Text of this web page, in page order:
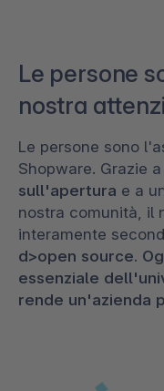
Le persone
nostra
Le persone sono
Shopware. Grazie
sull'apertura e a
nostra comunità, il
interamente
d>open source.
essenziale
rende un'azienda